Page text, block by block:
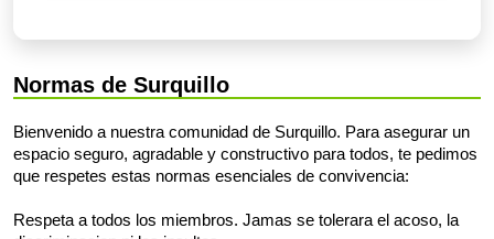
Normas de Surquillo
Bienvenido a nuestra comunidad de Surquillo. Para asegurar un
espacio seguro, agradable y constructivo para todos, te pedimos
que respetes estas normas esenciales de convivencia:
Respeta a todos los miembros. Jamas se tolerara el acoso, la